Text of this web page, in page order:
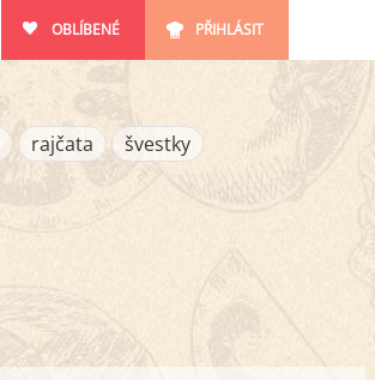
OBLÍBENÉ PŘIHLÁSIT
rajčata
švestky